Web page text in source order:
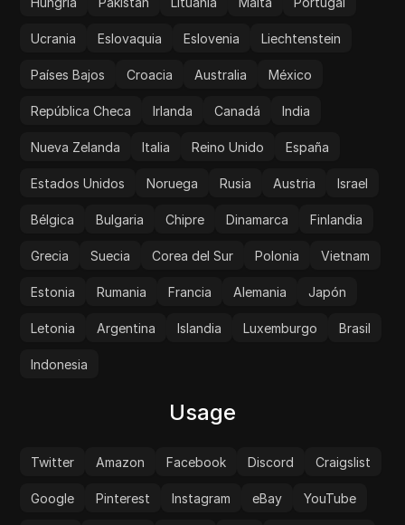
Ucrania Eslovaquia Eslovenia Liechtenstein
Países Bajos Croacia Australia México
República Checa Irlanda Canadá India
Nueva Zelanda Italia Reino Unido España
Estados Unidos Noruega Rusia Austria Israel
Bélgica Bulgaria Chipre Dinamarca Finlandia
Grecia Suecia Corea del Sur Polonia Vietnam
Estonia Rumania Francia Alemania Japón
Letonia Argentina Islandia Luxemburgo Brasil
Indonesia
Usage
Twitter Amazon Facebook Discord Craigslist
Google Pinterest Instagram eBay YouTube